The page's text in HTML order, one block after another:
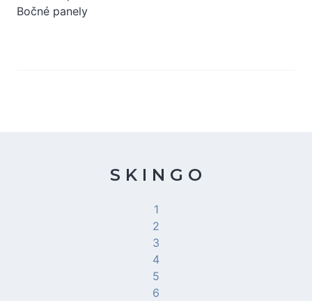
Bočné panely
S K I N G O
1
2
3
4
5
6